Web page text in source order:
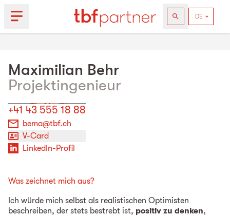
Maximilian Behr
Projektingenieur
+41 43 555 18 88
bema@tbf.ch
V-Card
LinkedIn-Profil
Was zeichnet mich aus?
Ich würde mich selbst als realistischen Optimisten
beschreiben, der stets bestrebt ist, positiv zu denken,